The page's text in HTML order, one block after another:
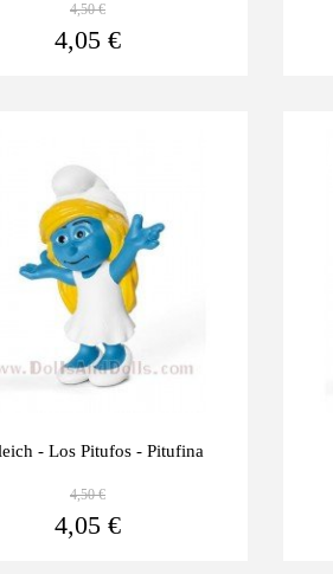
4,50 €
4,05 €
- Los Pitufos - Pitufina
4,50 €
4,05 €